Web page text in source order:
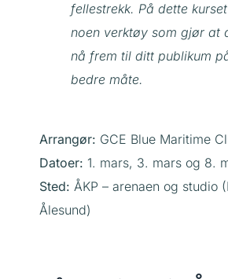
fellestrekk. På dette
noen verktøy som gjør at
nå frem til ditt publikum
bedre måte.
Arrangør: GCE Blue Maritime
Datoer: 1. mars, 3. mars og 8.
Sted: ÅKP – arenaen og studio
Ålesund)